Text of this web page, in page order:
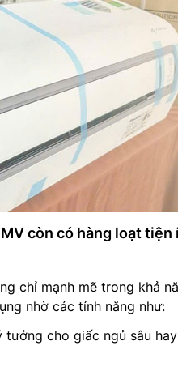
còn có hàng loạt tiện
chỉ mạnh mẽ trong khả
nhờ các tính năng như:
tưởng cho giấc ngủ sâu hay